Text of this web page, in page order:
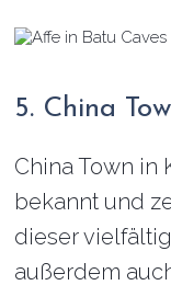
5. China
China Town in
bekannt und
dieser
außerdem